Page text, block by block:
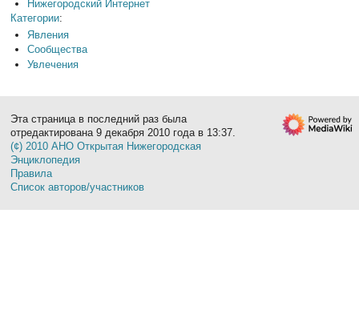
Нижегородский Интернет
Категории:
Явления
Сообщества
Увлечения
Эта страница в последний раз была
отредактирована 9 декабря 2010 года в 13:37.
(¢) 2010 АНО Открытая Нижегородская
Энциклопедия
Правила
Список авторов/участников